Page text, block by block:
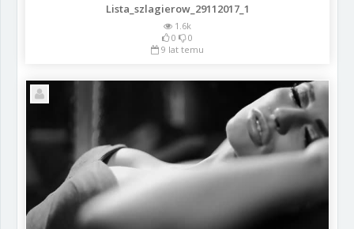
Lista_szlagierow_29112017_1
1.6k
0
0
9 lat temu